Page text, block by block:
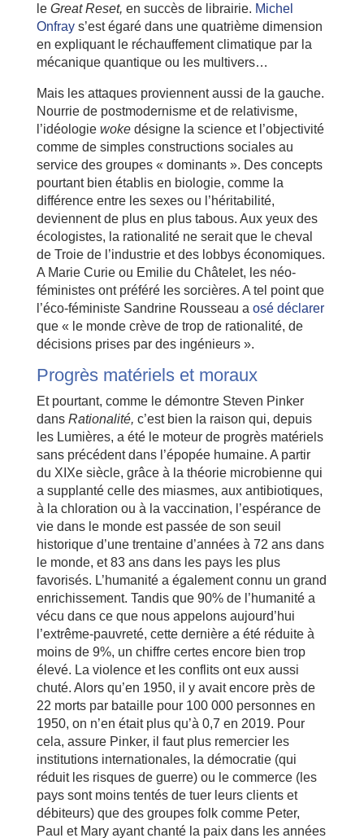
le Great Reset, en succès de librairie. Michel
Onfrays’est égaré dans une quatrième dimension
en expliquant le réchauffement climatique par la
mécanique quantique ou les multivers…
Mais les attaques proviennent aussi de la gauche.
Nourrie de postmodernisme et de relativisme,
l’idéologie wokedésigne la science et l’objectivité
comme de simples constructions sociales au
service des groupes « dominants ». Des concepts
pourtant bien établis en biologie, comme la
différence entre les sexes ou l’héritabilité,
deviennent de plus en plus tabous. Aux yeux des
écologistes, la rationalité ne serait que le cheval
de Troie de l’industrie et des lobbys économiques.
A Marie Curie ou Emilie du Châtelet, les néo-
féministes ont préféré les sorcières. A tel point que
l’éco-féministe Sandrine Rousseau a osé déclarer
que « le monde crève de trop de rationalité, de
décisions prises par des ingénieurs ».
Progrès matériels et moraux
Et pourtant, comme le démontre Steven Pinker
dans Rationalité, c’est bien la raison qui, depuis
les Lumières, a été le moteur de progrès matériels
sans précédent dans l’épopée humaine. A partir
du XIXe siècle, grâce à la théorie microbienne qui
a supplanté celle des miasmes, aux antibiotiques,
à la chloration ou à la vaccination, l’espérance de
vie dans le monde est passée de son seuil
historique d’une trentaine d’années à 72 ans dans
le monde, et 83 ans dans les pays les plus
favorisés. L’humanité a également connu un grand
enrichissement. Tandis que 90% de l’humanité a
vécu dans ce que nous appelons aujourd’hui
l’extrême-pauvreté, cette dernière a été réduite à
moins de 9%, un chiffre certes encore bien trop
élevé. La violence et les conflits ont eux aussi
chuté. Alors qu’en 1950, il y avait encore près de
22 morts par bataille pour 100 000 personnes en
1950, on n’en était plus qu’à 0,7 en 2019. Pour
cela, assure Pinker, il faut plus remercier les
institutions internationales, la démocratie (qui
réduit les risques de guerre) ou le commerce (les
pays sont moins tentés de tuer leurs clients et
débiteurs) que des groupes folk comme Peter,
Paul et Mary ayant chanté la paix dans les années